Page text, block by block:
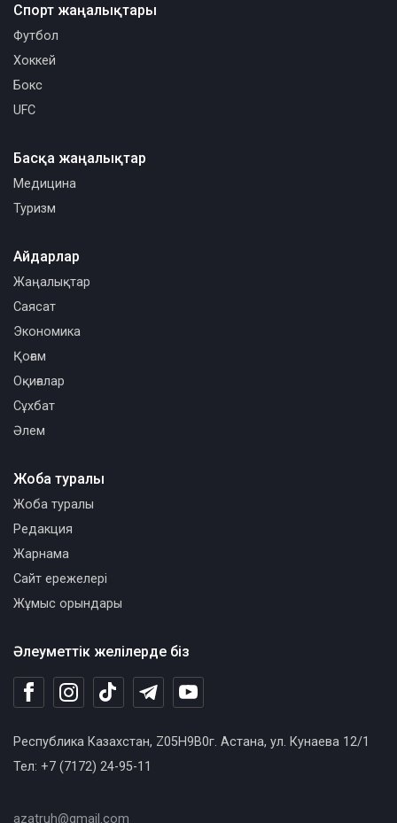
Спорт жаңалықтары
Футбол
Хоккей
Бокс
UFC
Басқа жаңалықтар
Медицина
Туризм
Әлеуметтік желілерде біз
Республика Казахстан, Z05H9B0г. Астана, ул. Кунаева 12/1
Тел: +7 (7172) 24-95-11
azatruh@gmail.com
Айдарлар
Жаңалықтар
Саясат
Экономика
Қоғам
Оқиғалар
Сұхбат
Әлем
Жоба туралы
Жоба туралы
Редакция
Жарнама
Сайт ережелері
Жұмыс орындары